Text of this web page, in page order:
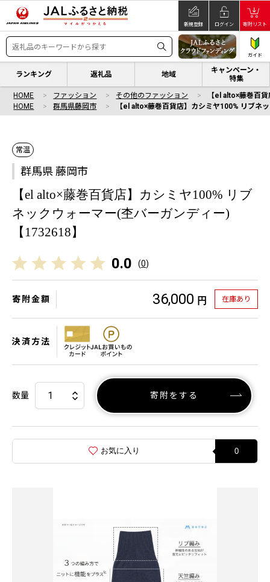
新規登録 ログイン 寄附リスト
ガイド
ランキング 返礼品 地域
キャンペーン・
特集
HOME ファッション その他のファッション
【el alto×藤巻百
HOME
群馬県藤岡市 【el alto×藤巻百貨店】カシミヤ100% リブネ
常温
群馬県 藤岡市
【el alto×藤巻百貨店】カシミヤ100% リブ
ネックウォーマー(杢バーガンディー)
【1732618】
0.0 (0)
寄附金額 36,000 円 在庫あり
決済方法
数量 寄附をする
お気に入り 0